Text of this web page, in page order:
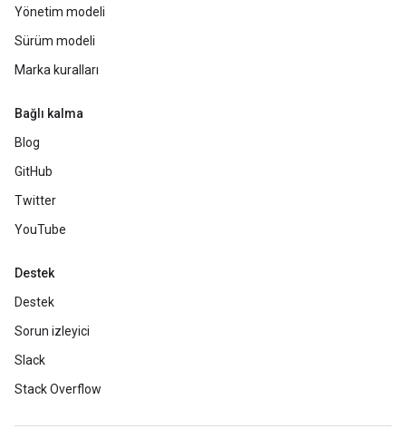
Yönetim modeli
Sürüm modeli
Marka kuralları
Bağlı kalma
Blog
GitHub
Twitter
YouTube
Destek
Destek
Sorun izleyici
Slack
Stack Overflow